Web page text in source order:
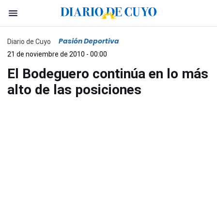
Diario de Cuyo Pasión Deportiva
21 de noviembre de 2010 - 00:00
El Bodeguero continúa en lo más
alto de las posiciones